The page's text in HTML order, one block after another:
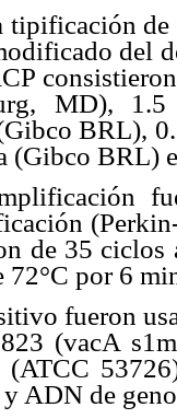
tipificación
del
MD),
BRL),
(Gibco BRL)
de 35
72°C por 6
fueron
(vacA
(ATCC
ADN de